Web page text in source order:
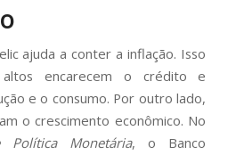
ajuda a conter a inflação. Isso
encarecem o crédito e
e o consumo. Por outro lado,
o crescimento econômico. No
Política Monetária, o Banco